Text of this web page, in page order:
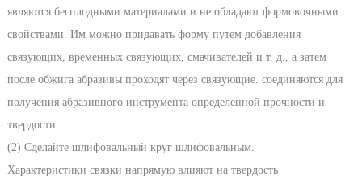
являются бесплодными материалами и не обладают формовочными
свойствами. Им можно придавать форму путем добавления
связующих, временных связующих, смачивателей и т. д., а затем
после обжига абразивы проходят через связующие. соединяются для
получения абразивного инструмента определенной прочности и
твердости.
(2) Сделайте шлифовальный круг шлифовальным.
Характеристики связки напрямую влияют на твердость